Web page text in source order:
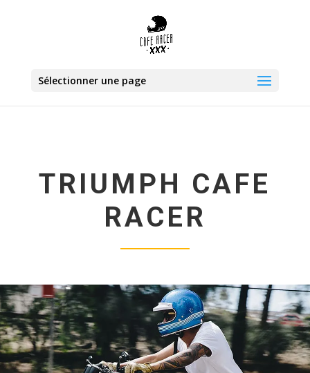
Sélectionner une page
TRIUMPH CAFE
RACER